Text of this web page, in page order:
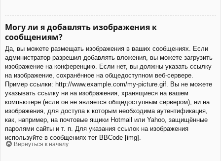
Могу ли я добавлять изображения к
сообщениям?
Да, вы можете размещать изображения в ваших сообщениях. Если
администратор разрешил добавлять вложения, вы можете загрузить
изображение на конференцию. Если нет, вы должны указать ссылку
на изображение, сохранённое на общедоступном веб-сервере.
Пример ссылки: http://www.example.com/my-picture.gif. Вы не можете
указывать ссылку ни на изображения, хранящиеся на вашем
компьютере (если он не является общедоступным сервером), ни на
изображения, для доступа к которым необходима аутентификация,
как, например, на почтовые ящики Hotmail или Yahoo, защищённые
паролями сайты и т. п. Для указания ссылок на изображения
используйте в сообщениях тег BBCode [img].
Вернуться к началу